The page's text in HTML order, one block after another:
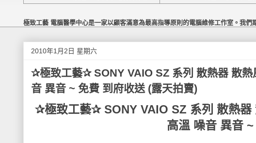
極致工藝 電腦醫學中心是一家以顧客滿意為最高指導原則的電腦維修工作室。我
2010年1月2日 星期六
✰極致工藝✰ SONY VAIO SZ 系列 散熱器 散
音 異音 ~ 免費 到府收送 (露天拍賣)
✰極致工藝✰ SONY VAIO SZ 系列 散熱
高溫 噪音 異音